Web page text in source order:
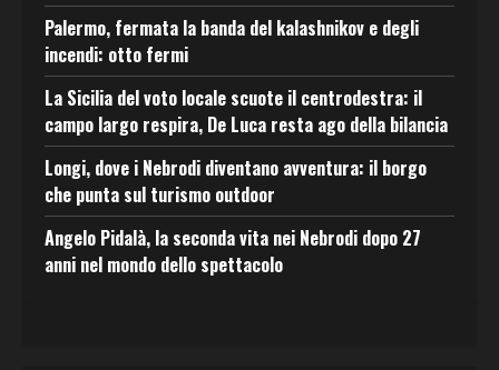
Palermo, fermata la banda del kalashnikov e degli
incendi: otto fermi
La Sicilia del voto locale scuote il centrodestra: il
campo largo respira, De Luca resta ago della bilancia
Longi, dove i Nebrodi diventano avventura: il borgo
che punta sul turismo outdoor
Angelo Pidalà, la seconda vita nei Nebrodi dopo 27
anni nel mondo dello spettacolo